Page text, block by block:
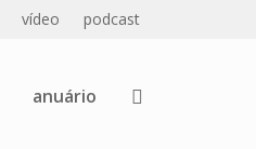
vídeo podcast
anuário